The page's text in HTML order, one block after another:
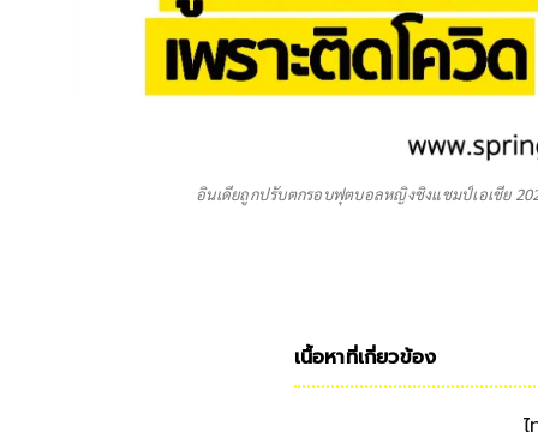
อินเดียถูกปรับตกรอบฟุตบอลหญิงชิงแชมป์เอเชีย
เนื้อหาที่เกี่ยวข้อง